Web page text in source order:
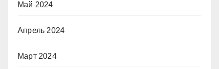
Май 2024
Апрель 2024
Март 2024